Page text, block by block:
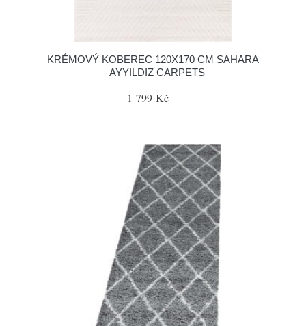
KRÉMOVÝ KOBEREC 120X170 CM SAHARA
– AYYILDIZ CARPETS
1 799 Kč